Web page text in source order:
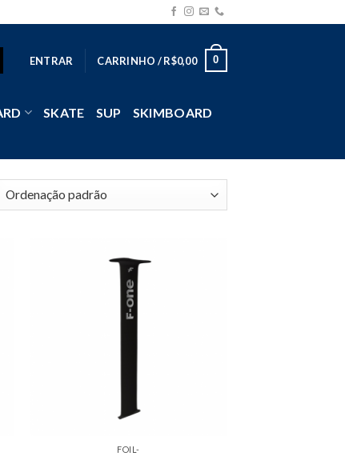
ENTRAR CARRINHO /R$0,00 0
SKATE SUP SKIMBOARD
FOIL-